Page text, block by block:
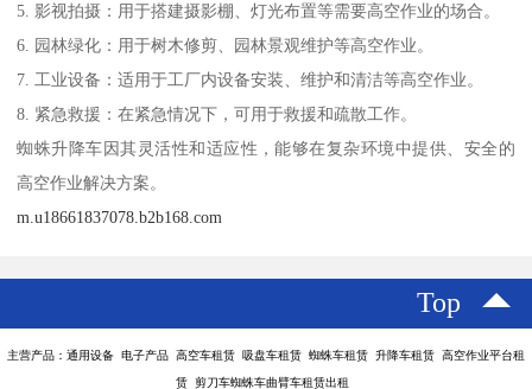
5. 影视拍摄：用于搭建摄影棚、灯光布置等需要高空作业的场合。
6. 园林绿化：用于树木修剪、园林景观维护等高空作业。
7. 工业设备：适用于工厂内设备安装、维护和清洁等高空作业。
8. 紧急救援：在紧急情况下，可用于救援和疏散工作。
蜘蛛升降车因其灵活性和适应性，能够在复杂环境中提供、安全的
高空作业解决方案。
m.u18661837078.b2b168.com
Top
主营产品：通用设备 电子产品 高空车租赁 吸盘车租赁 蜘蛛车租赁 升降车租赁 高空作业平台租
赁 剪刀车蜘蛛车曲臂车租赁出租